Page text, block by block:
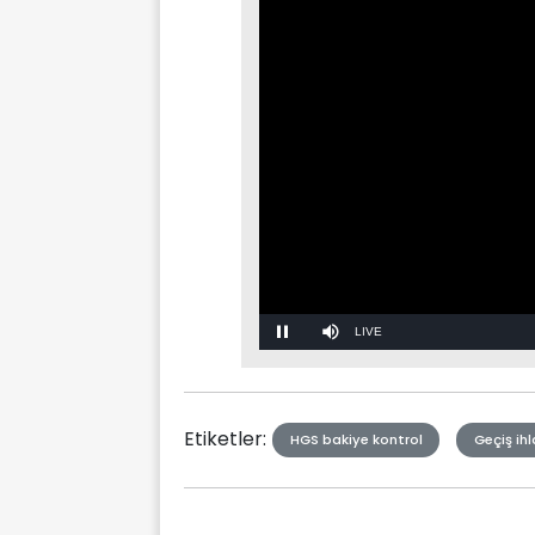
Mute Stream
Etiketler: HGS bakiye kontrol Geçiş